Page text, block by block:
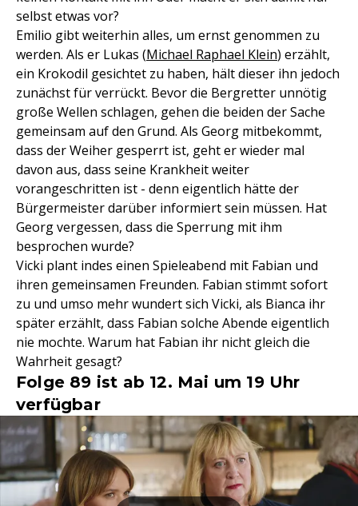
selbst etwas vor?
Emilio gibt weiterhin alles, um ernst genommen zu
werden. Als er Lukas (Michael Raphael Klein) erzählt,
ein Krokodil gesichtet zu haben, hält dieser ihn jedoch
zunächst für verrückt. Bevor die Bergretter unnötig
große Wellen schlagen, gehen die beiden der Sache
gemeinsam auf den Grund. Als Georg mitbekommt,
dass der Weiher gesperrt ist, geht er wieder mal
davon aus, dass seine Krankheit weiter
vorangeschritten ist - denn eigentlich hätte der
Bürgermeister darüber informiert sein müssen. Hat
Georg vergessen, dass die Sperrung mit ihm
besprochen wurde?
Vicki plant indes einen Spieleabend mit Fabian und
ihren gemeinsamen Freunden. Fabian stimmt sofort
zu und umso mehr wundert sich Vicki, als Bianca ihr
später erzählt, dass Fabian solche Abende eigentlich
nie mochte. Warum hat Fabian ihr nicht gleich die
Wahrheit gesagt?
Folge 89 ist ab 12. Mai um 19 Uhr
verfügbar